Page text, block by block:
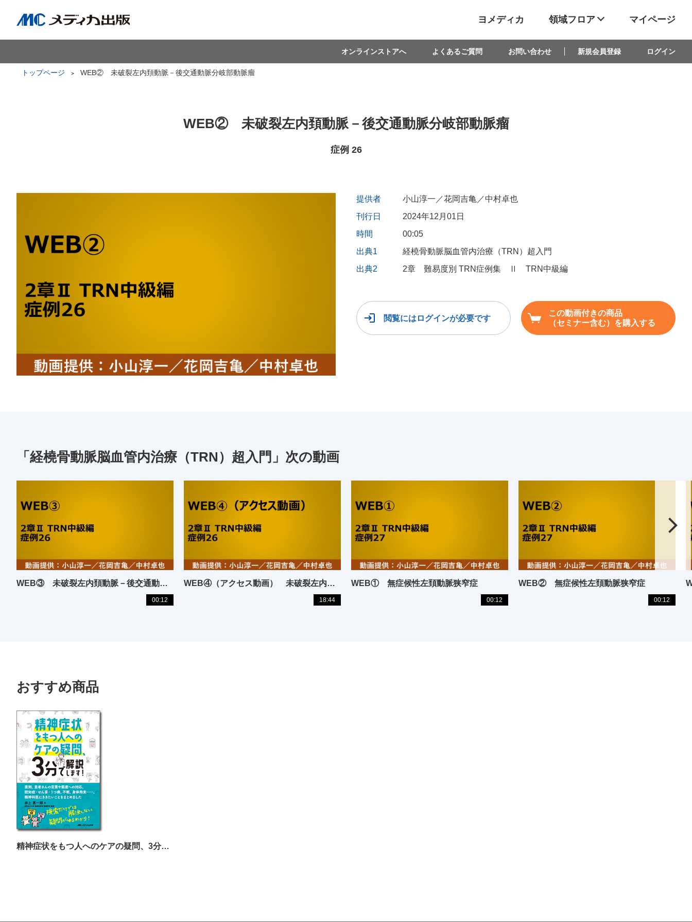
ヨメディカ 領域フロア マイページ
オンラインストアへ よくあるご質問 お問い合わせ 新規会員登録 ログイン
トップページ WEB② 未破裂左内頚動脈－後交通動脈分岐部動脈瘤
WEB② 未破裂左内頚動脈－後交通動脈分岐部動脈瘤
症例 26
提供者
小山淳一／花岡吉亀／中村卓也
刊行日
2024年12月01日
時間
00:05
出典1
経橈骨動脈脳血管内治療（TRN）超入門
出典2
2章 難易度別 TRN症例集 Ⅱ TRN中級編
閲覧にはログインが必要です
この動画付きの商品
（セミナー含む）を購入する
「経橈骨動脈脳血管内治療（TRN）超入門」次の動画
WEB③ 未破裂左内頚動脈－後交通動脈分岐部動脈瘤
00:12
WEB④（アクセス動画） 未破裂左内頚動脈－後交通動脈分岐部動脈瘤
18:44
WEB① 無症候性左頚動脈狭窄症
00:12
WEB② 無症候性左頚動脈狭窄症
00:12
おすすめ商品
精神症状をもつ人へのケアの疑問、3分で解説します！